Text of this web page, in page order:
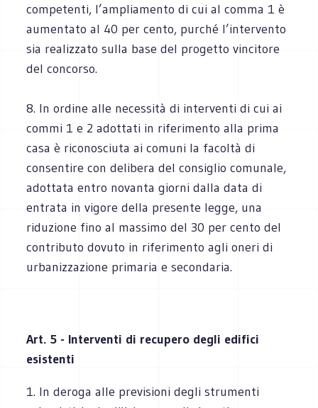
competenti, l’ampliamento di cui al comma 1 è
aumentato al 40 per cento, purché l’intervento
sia realizzato sulla base del progetto vincitore
del concorso.
8. In ordine alle necessità di interventi di cui ai
commi 1 e 2 adottati in riferimento alla prima
casa è riconosciuta ai comuni la facoltà di
consentire con delibera del consiglio comunale,
adottata entro novanta giorni dalla data di
entrata in vigore della presente legge, una
riduzione fino al massimo del 30 per cento del
contributo dovuto in riferimento agli oneri di
urbanizzazione primaria e secondaria.
Art. 5 - Interventi di recupero degli edifici
esistenti
1. In deroga alle previsioni degli strumenti